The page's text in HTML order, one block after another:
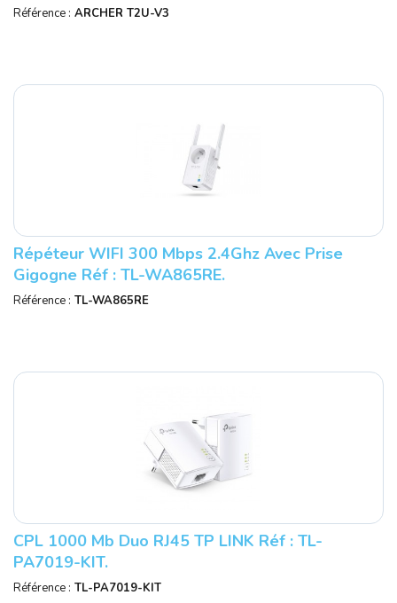
Référence : ARCHER T2U-V3
Répéteur WIFI 300 Mbps 2.4Ghz Avec Prise
Gigogne Réf : TL-WA865RE.
Référence : TL-WA865RE
CPL 1000 Mb Duo RJ45 TP LINK Réf : TL-
PA7019-KIT.
Référence : TL-PA7019-KIT